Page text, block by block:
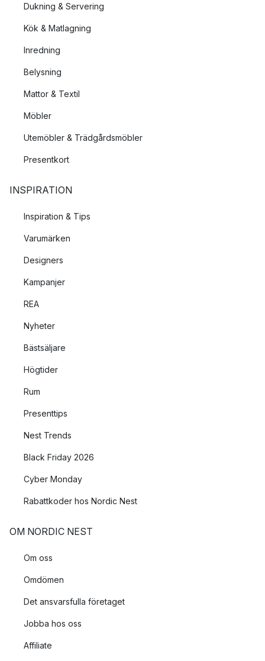
Dukning & Servering
Kök & Matlagning
Inredning
Belysning
Mattor & Textil
Möbler
Utemöbler & Trädgårdsmöbler
Presentkort
INSPIRATION
Inspiration & Tips
Varumärken
Designers
Kampanjer
REA
Nyheter
Bästsäljare
Högtider
Rum
Presenttips
Nest Trends
Black Friday 2026
Cyber Monday
Rabattkoder hos Nordic Nest
OM NORDIC NEST
Om oss
Omdömen
Det ansvarsfulla företaget
Jobba hos oss
Affiliate